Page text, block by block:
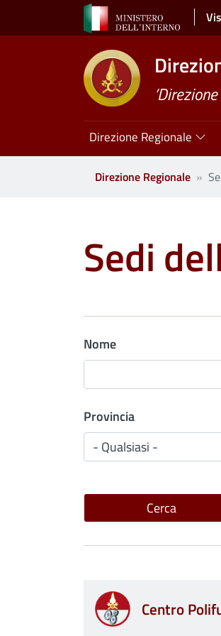
Salta al contenuto principale
Navigazione
Direzione Regionale
Direzione Regionale
Sedi
Nome
Provincia
Centro